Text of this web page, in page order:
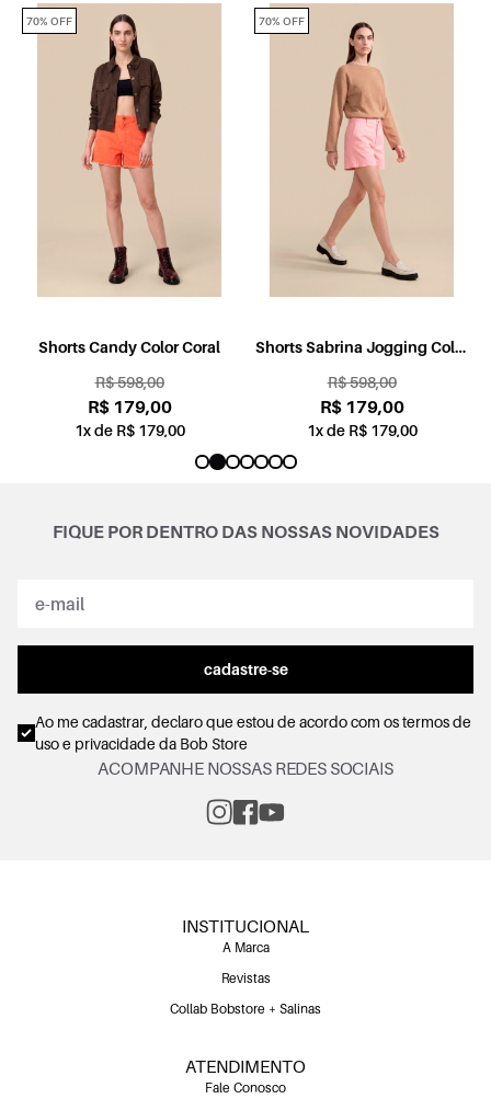
Shorts Candy Color Coral
R$ 598,00
R$ 179,00
1x de R$ 179,00
70% OFF
Shorts Sabrina Jogging Color
R$ 598,00
R$ 179,00
1x de R$ 179,00
70% OFF
FIQUE POR DENTRO DAS NOSSAS NOVIDADES
cadastre-se
Ao me cadastrar, declaro que estou de acordo com ostermos de
uso e privacidadeda Bob Store
ACOMPANHE NOSSAS REDES SOCIAIS
INSTITUCIONAL
A Marca
Revistas
Collab Bobstore + Salinas
ATENDIMENTO
Fale Conosco